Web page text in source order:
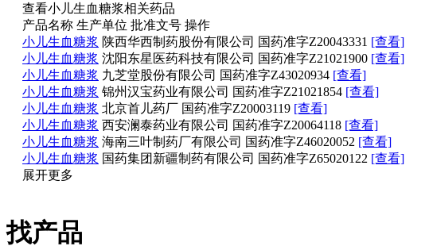
查看小儿生血糖浆相关药品
产品名称 生产单位 批准文号 操作
小儿生血糖浆 陕西华西制药股份有限公司 国药准字Z20043331 [查看]
小儿生血糖浆 沈阳东星医药科技有限公司 国药准字Z21021900 [查看]
小儿生血糖浆 九芝堂股份有限公司 国药准字Z43020934 [查看]
小儿生血糖浆 锦州汉宝药业有限公司 国药准字Z21021854 [查看]
小儿生血糖浆 北京首儿药厂 国药准字Z20003119 [查看]
小儿生血糖浆 西安澜泰药业有限公司 国药准字Z20064118 [查看]
小儿生血糖浆 海南三叶制药厂有限公司 国药准字Z46020052 [查看]
小儿生血糖浆 国药集团新疆制药有限公司 国药准字Z65020122 [查看]
展开更多
找产品